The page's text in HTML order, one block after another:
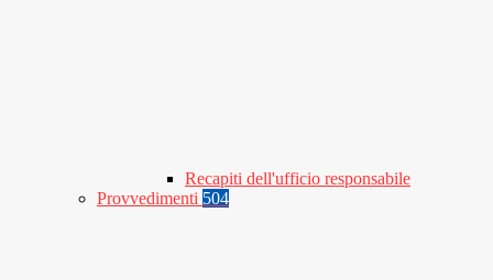
Recapiti dell'ufficio responsabile
Provvedimenti 504